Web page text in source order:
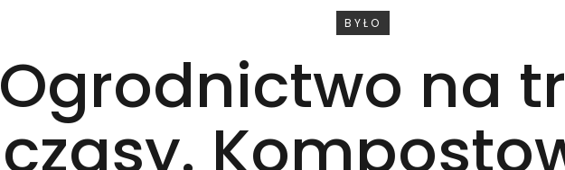
WYDARZENIE
BYŁO
Ogrodnictwo na
czasy.